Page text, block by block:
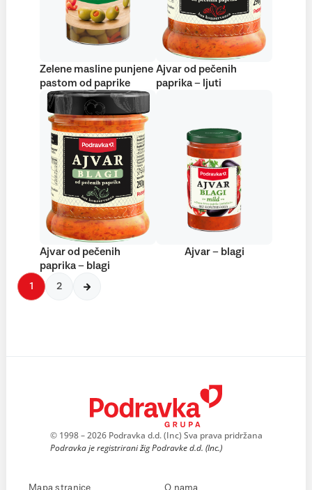
Zelene masline punjene
pastom od paprike
Ajvar od pečenih
paprika – ljuti
Ajvar od pečenih
paprika – blagi
Ajvar – blagi
1 2
© 1998 – 2026 Podravka d.d. (Inc) Sva prava pridržana
Podravka je registrirani žig Podravke d.d. (Inc.)
Mapa stranice O nama